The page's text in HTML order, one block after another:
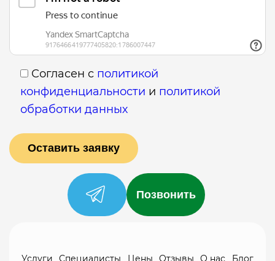
Согласен с политикой
конфиденциальности и политикой
обработки данных
Позвонить
Услуги Специалисты Цены Отзывы О нас Блог